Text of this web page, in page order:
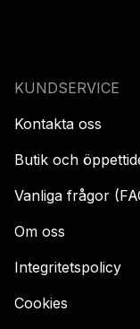
KUNDSERVICE
Kontakta oss
Butik och
Vanliga frågor
Om oss
Integritetspolicy
Cookies